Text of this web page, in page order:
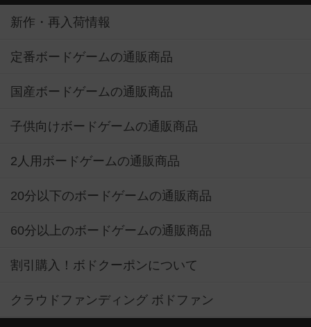
新作・再入荷情報
定番ボードゲームの通販商品
国産ボードゲームの通販商品
子供向けボードゲームの通販商品
2人用ボードゲームの通販商品
20分以下のボードゲームの通販商品
60分以上のボードゲームの通販商品
割引購入！ボドクーポンについて
クラウドファンディング ボドファン